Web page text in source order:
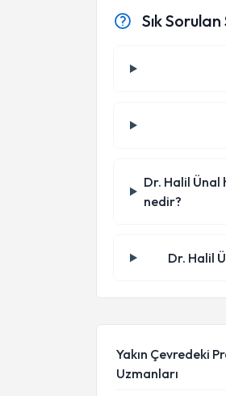
Sık
Dr. Halil Ünal
nedir?
Dr. Halil
Yakın Çevredeki
Uzmanları